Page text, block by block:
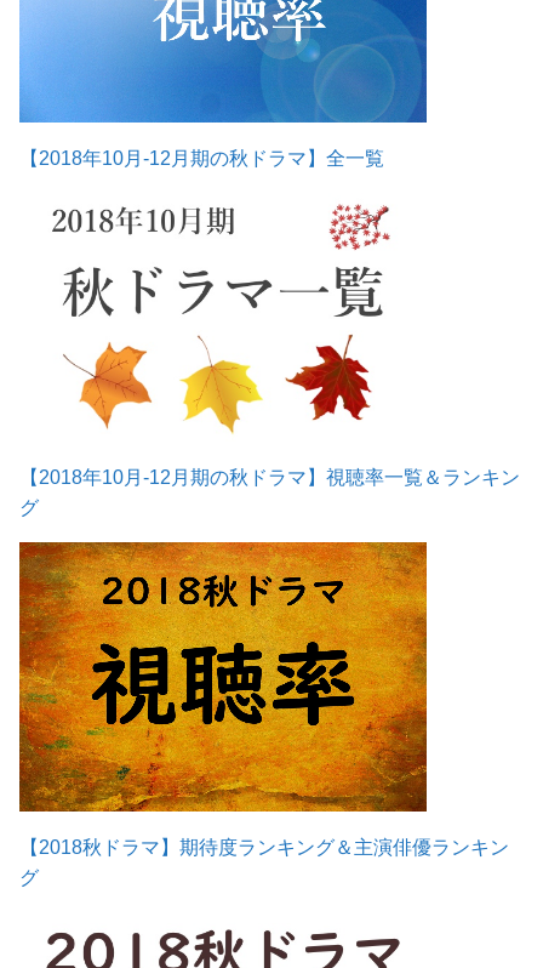
【2018年10月-12月期の秋ドラマ】全一覧
【2018年10月-12月期の秋ドラマ】視聴率一覧＆ランキン
グ
【2018秋ドラマ】期待度ランキング＆主演俳優ランキン
グ